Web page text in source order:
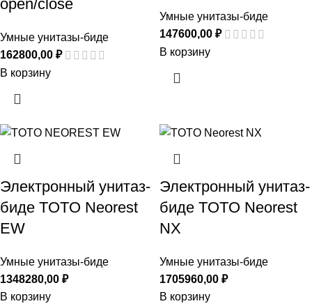
open/close
Умные унитазы-биде
162800,00 ₽
В корзину
Умные унитазы-биде
147600,00 ₽
В корзину
Электронный унитаз-
биде TOTO Neorest
EW
Умные унитазы-биде
1348280,00 ₽
В корзину
Электронный унитаз-
биде TOTO Neorest
NX
Умные унитазы-биде
1705960,00 ₽
В корзину